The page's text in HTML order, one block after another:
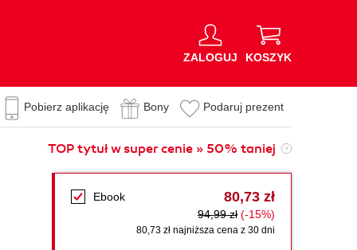
ZALOGUJ KOSZYK
Pobierz aplikację Bony Podaruj prezent
TOP tytuł w super cenie » 50% taniej
Ebook 80,73 zł
94,99 zł (-15%)
80,73 zł najniższa cena z 30 dni